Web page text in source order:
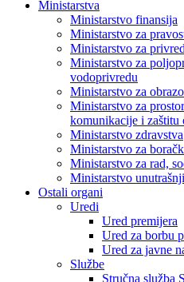
Ministarstva
Ministarstvo finansija
Ministarstvo za
Ministarstvo za
Ministarstvo za
vodoprivredu
Ministarstvo za
Ministarstvo za
komunikacije i zaštitu
Ministarstvo zdravstva
Ministarstvo za
Ministarstvo za rad,
Ministarstvo
Ostali organi
Uredi
Ured premijera
Ured za borbu
Ured za javne
Službe
Stručna služba